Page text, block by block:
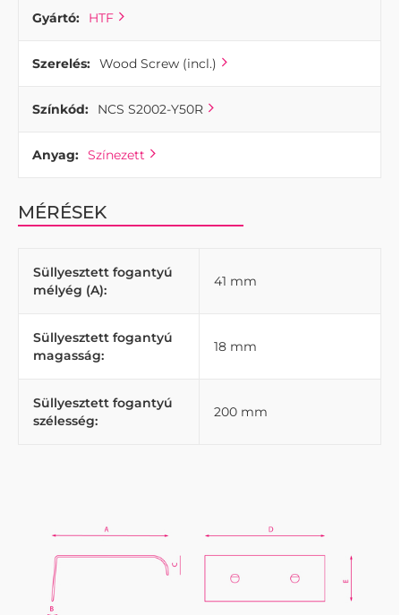
Gyártó: HTF
Szerelés: Wood Screw (incl.)
Színkód: NCS S2002-Y50R
Anyag: Színezett
MÉRÉSEK
Süllyesztett fogantyú
mélyég (A):
41 mm
Süllyesztett fogantyú
magasság:
18 mm
Süllyesztett fogantyú
szélesség:
200 mm